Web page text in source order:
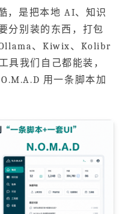
，是把本地 AI、知识
分别装的东西，打包
、Kiwix、Kolibr
具我们自己都能装，
用一条脚本加